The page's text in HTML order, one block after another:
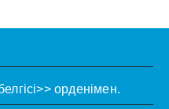
орденімен.